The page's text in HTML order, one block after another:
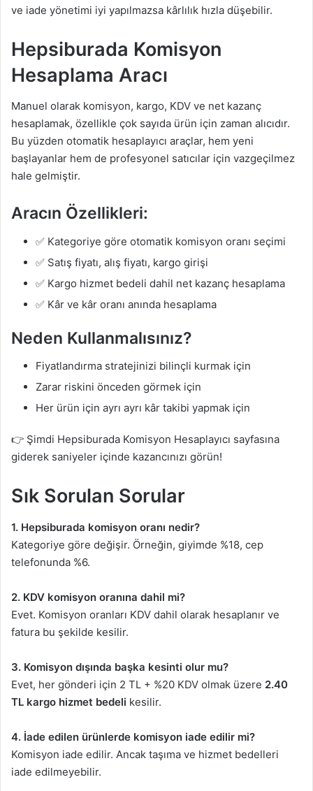
ve iade yönetimi iyi yapılmazsa kârlılık hızla düşebilir.
Hepsiburada Komisyon
Hesaplama Aracı
Manuel olarak komisyon, kargo, KDV ve net kazanç
hesaplamak, özellikle çok sayıda ürün için zaman alıcıdır.
Bu yüzden otomatik hesaplayıcı araçlar, hem yeni
başlayanlar hem de profesyonel satıcılar için vazgeçilmez
hale gelmiştir.
Aracın Özellikleri:
✅ Kategoriye göre otomatik komisyon oranı seçimi
✅ Satış fiyatı, alış fiyatı, kargo girişi
✅ Kargo hizmet bedeli dahil net kazanç hesaplama
✅ Kâr ve kâr oranı anında hesaplama
Neden Kullanmalısınız?
Fiyatlandırma stratejinizi bilinçli kurmak için
Zarar riskini önceden görmek için
Her ürün için ayrı ayrı kâr takibi yapmak için
👉 Şimdi Hepsiburada Komisyon Hesaplayıcı sayfasına
giderek saniyeler içinde kazancınızı görün!
Sık Sorulan Sorular
1. Hepsiburada komisyon oranı nedir?
Kategoriye göre değişir. Örneğin, giyimde %18, cep
telefonunda %6.
2. KDV komisyon oranına dahil mi?
Evet. Komisyon oranları KDV dahil olarak hesaplanır ve
fatura bu şekilde kesilir.
3. Komisyon dışında başka kesinti olur mu?
Evet, her gönderi için 2 TL + %20 KDV olmak üzere 2.40
TL kargo hizmet bedeli kesilir.
4. İade edilen ürünlerde komisyon iade edilir mi?
Komisyon iade edilir. Ancak taşıma ve hizmet bedelleri
iade edilmeyebilir.